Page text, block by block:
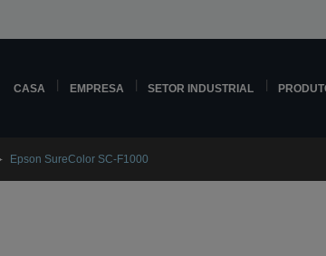
CASA EMPRESA SETOR INDUSTRIAL
Epson SureColor SC-F1000